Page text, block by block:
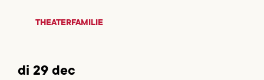
THEATERFAMILIE
di 29 dec